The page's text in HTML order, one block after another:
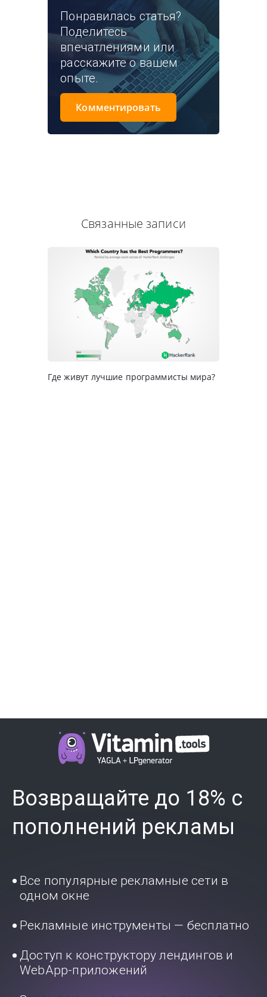
Понравилась статья?
Поделитесь
впечатлениями или
расскажите о вашем
опыте.
Комментировать
Связанные записи
Где живут лучшие программисты мира?
Возвращайте до 18% с
пополнений рекламы
Все популярные рекламные сети в
одном окне
Рекламные инструменты — бесплатно
Доступ к конструктору лендингов и
WebApp-приложений